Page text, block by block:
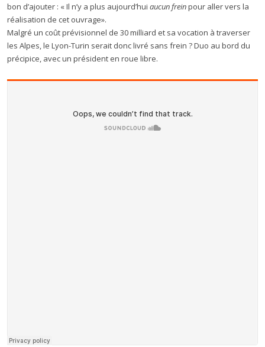
bon d’ajouter : « Il n’y a plus aujourd’hui aucun freinpour aller vers la
réalisation de cet ouvrage».
Malgré un coût prévisionnel de 30 milliard et sa vocation à traverser
les Alpes, le Lyon-Turin serait donc livré sans frein ? Duo au bord du
précipice, avec un président en roue libre.